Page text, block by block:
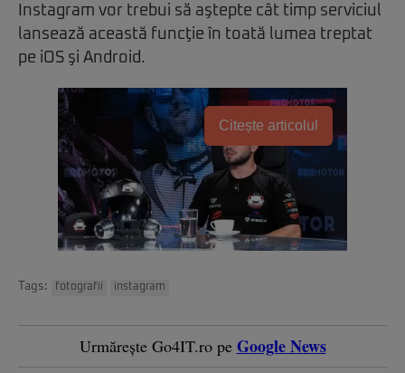
Instagram vor trebui să aştepte cât timp serviciul
lansează această funcţie în toată lumea treptat
pe iOS şi Android.
Citește articolul
Tags: fotografii instagram
Urmărește Go4IT.ro pe Google News